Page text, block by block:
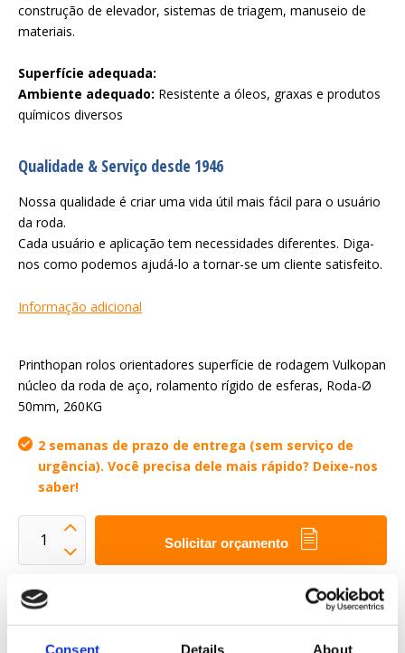
Consent Details About
construção de elevador, sistemas de triagem, manuseio de
materiais.
Superfície adequada:
Ambiente adequado: Resistente a óleos, graxas e produtos
químicos diversos
Qualidade & Serviço desde 1946
Nossa qualidade é criar uma vida útil mais fácil para o usuário
da roda.
Cada usuário e aplicação tem necessidades diferentes. Diga-
nos como podemos ajudá-lo a tornar-se um cliente satisfeito.
Informação adicional
Printhopan rolos orientadores superfície de rodagem Vulkopan
núcleo da roda de aço, rolamento rígido de esferas, Roda-Ø
50mm, 260KG
2 semanas de prazo de entrega (sem serviço de
urgência). Você precisa dele mais rápido? Deixe-nos
saber!
Solicitar orçamento
Queremos tornar a sua vida profissional mais fácil
Entrega rápida